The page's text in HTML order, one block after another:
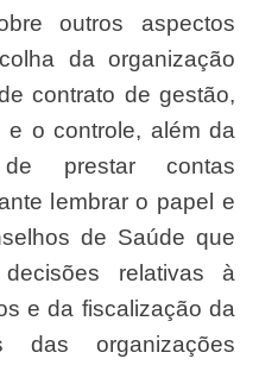
da organização
contrato de gestão,
o controle, além da
prestar contas
lembrar o papel e
de Saúde que
relativas à
e da fiscalização da
das organizações